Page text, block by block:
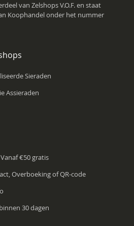
van Zelshops V.O.F.en staat
Koophandel onder het nummer
Sieraden
Assieraden
€50 gratis
Overboeking of QR-code
30 dagen